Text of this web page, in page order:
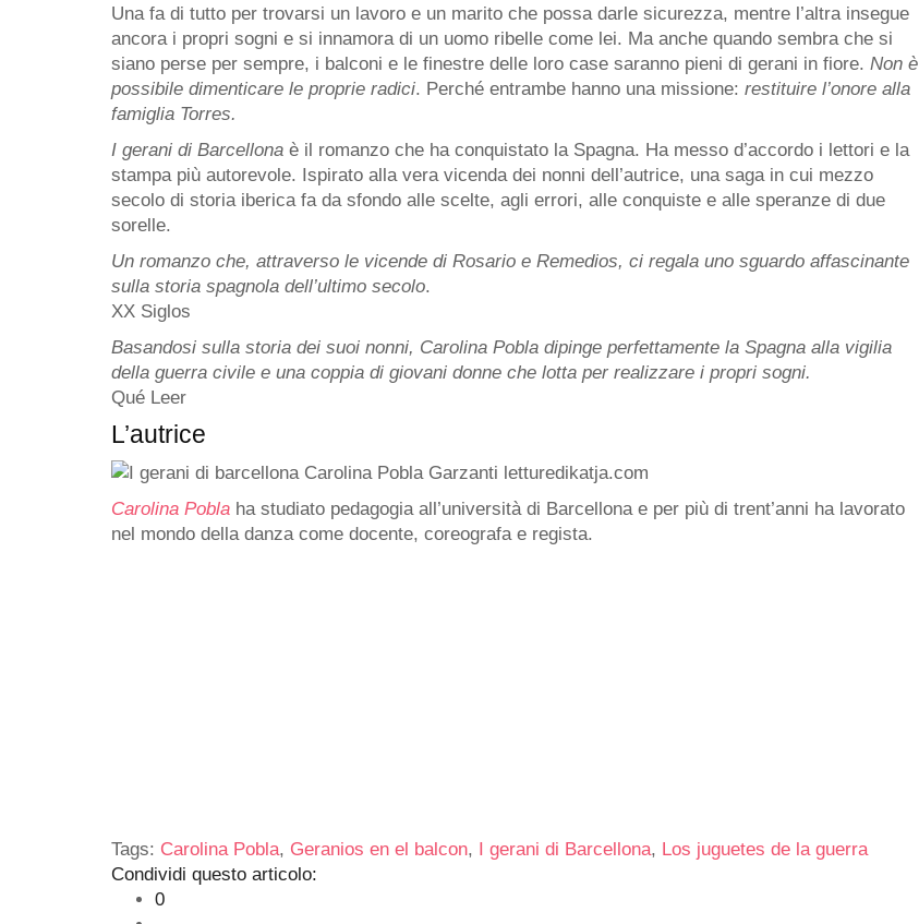
Una fa di tutto per trovarsi un lavoro e un marito che possa darle sicurezza, mentre l’altra insegue
ancora i propri sogni e si innamora di un uomo ribelle come lei. Ma anche quando sembra che si
siano perse per sempre, i balconi e le finestre delle loro case saranno pieni di gerani in fiore. Non è
possibile dimenticare le proprie radici. Perché entrambe hanno una missione: restituire l’onore alla
famiglia Torres.
I gerani di Barcellona è il romanzo che ha conquistato la Spagna. Ha messo d’accordo i lettori e la
stampa più autorevole. Ispirato alla vera vicenda dei nonni dell’autrice, una saga in cui mezzo
secolo di storia iberica fa da sfondo alle scelte, agli errori, alle conquiste e alle speranze di due
sorelle.
Un romanzo che, attraverso le vicende di Rosario e Remedios, ci regala uno sguardo affascinante
sulla storia spagnola dell’ultimo secolo.
XX Siglos
Basandosi sulla storia dei suoi nonni, Carolina Pobla dipinge perfettamente la Spagna alla vigilia
della guerra civile e una coppia di giovani donne che lotta per realizzare i propri sogni.
Qué Leer
L’autrice
Carolina Pobla ha studiato pedagogia all’università di Barcellona e per più di trent’anni ha lavorato
nel mondo della danza come docente, coreografa e regista.
Tags: Carolina Pobla, Geranios en el balcon, I gerani di Barcellona, Los juguetes de la guerra
Condividi questo articolo:
0